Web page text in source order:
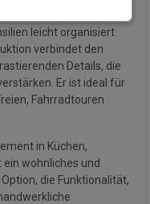
leicht organisiert
verbindet den
Details, die
Er ist ideal für
Fahrradtouren
in Küchen,
wohnliches und
die Funktionalität,